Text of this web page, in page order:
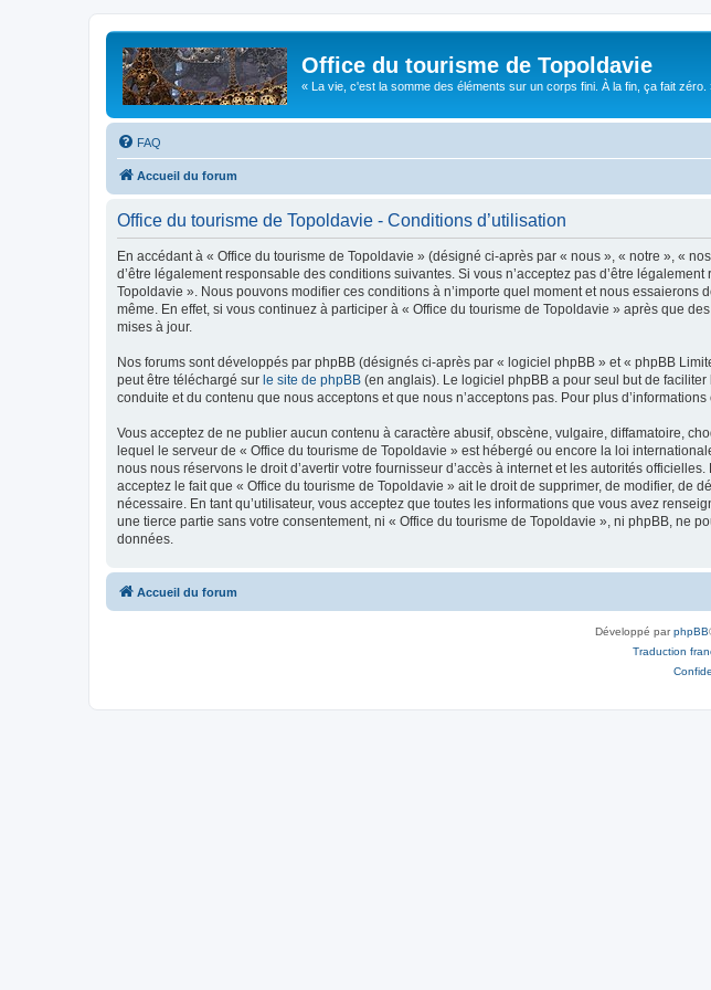
Office du tourisme de Topoldavie
« La vie, c'est la somme des éléments sur un corps fini. À la fin, ça fait zéro.
FAQ
Accueil du forum
Office du tourisme de Topoldavie - Conditions d’utilisation
En accédant à « Office du tourisme de Topoldavie » (désigné ci-après par « nous », « notre », «
d’être légalement responsable des conditions suivantes. Si vous n’acceptez pas d’être
Topoldavie ». Nous pouvons modifier ces conditions à n’importe quel moment et nous
même. En effet, si vous continuez à participer à « Office du tourisme de Topoldavie » après que
mises à jour.
Nos forums sont développés par phpBB (désignés ci-après par « logiciel phpBB » et « phpBB
peut être téléchargé sur le site de phpBB (en anglais). Le logiciel phpBB a pour seul but de
conduite et du contenu que nous acceptons et que nous n’acceptons pas. Pour plus
Vous acceptez de ne publier aucun contenu à caractère abusif, obscène, vulgaire, diffamatoire,
lequel le serveur de « Office du tourisme de Topoldavie » est hébergé ou encore la loi
nous nous réservons le droit d’avertir votre fournisseur d’accès à internet et les autorités
acceptez le fait que « Office du tourisme de Topoldavie » ait le droit de supprimer, de modifier, de
nécessaire. En tant qu’utilisateur, vous acceptez que toutes les informations que vous avez
une tierce partie sans votre consentement, ni « Office du tourisme de Topoldavie », ni phpBB, ne
données.
Accueil du forum
Développé parphpBB
Traduction